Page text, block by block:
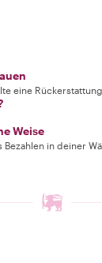
eine
Weise
Bezahlen in deiner